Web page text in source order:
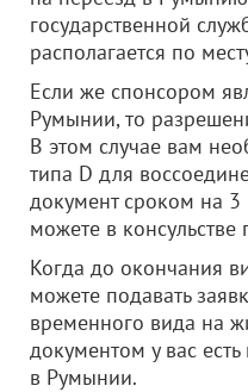
государственной
располагается по
Если же спонсором
Румынии, то
В этом случае вам
типа D для
документ сроком на 3
можете в
Когда до окончания
можете подавать
временного вида на
документом у вас есть
в Румынии.